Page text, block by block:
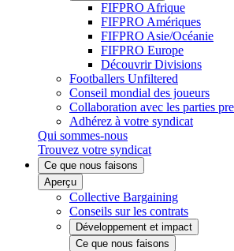
FIFPRO Afrique
FIFPRO Amériques
FIFPRO Asie/Océanie
FIFPRO Europe
Découvrir Divisions
Footballers Unfiltered
Conseil mondial des joueurs
Collaboration avec les parties
Adhérez à votre syndicat
Qui sommes-nous
Trouvez votre syndicat
Ce que nous faisons
Aperçu
Collective Bargaining
Conseils sur les contrats
Développement et impact
Ce que nous faisons